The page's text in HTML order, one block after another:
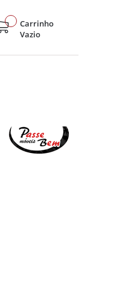
Carrinho
Vazio
Hobby e Lazer